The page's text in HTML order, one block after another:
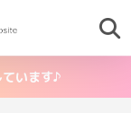
います♪